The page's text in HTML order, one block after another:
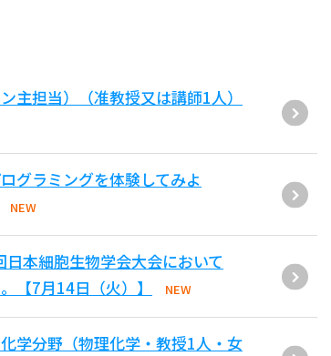
主担当）（准教授又は講師1人）
グラミングを体験してみよ
NEW
本細胞生物学会大会において
【7月14日（火）】
NEW
学分野（物理化学・教授1人・女